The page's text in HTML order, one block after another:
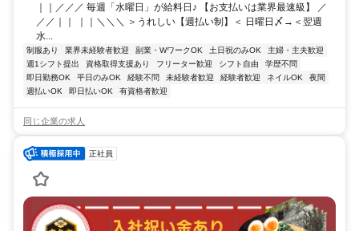
｜｜／／／ 毎週「水曜日」が給料日♪ 【お支払いは業界最速級】 ／
／／｜｜ ｜｜＼＼＼ ＞うれしい【週払い制】＜ 日曜日〆→＜翌週
水...
制服あり 業界未経験者歓迎 副業・WワークOK 土日祝のみOK
主婦・主夫歓迎
週1シフト提出
資格取得支援あり フリーター歓迎 シフト自由
学歴不問
即日勤務OK
平日のみOK 経験不問 未経験者歓迎 経験者歓迎 ネイルOK
夜間
週払いOK
即日払いOK 有資格者歓迎
同じ企業の求人
正社員